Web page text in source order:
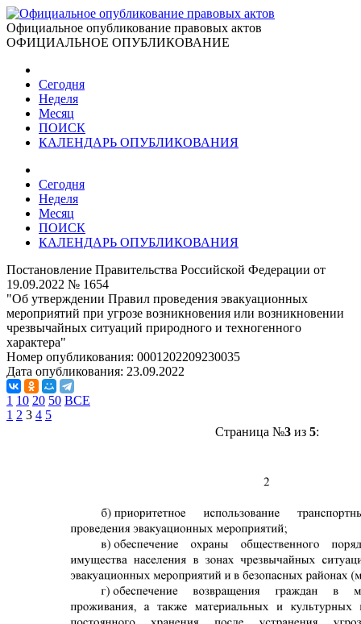
Официальное опубликование правовых актов
ОФИЦИАЛЬНОЕ ОПУБЛИКОВАНИЕ
Сегодня
Неделя
Месяц
ПОИСК
КАЛЕНДАРЬ ОПУБЛИКОВАНИЯ
Сегодня
Неделя
Месяц
ПОИСК
КАЛЕНДАРЬ ОПУБЛИКОВАНИЯ
Постановление Правительства Российской Федерации от
19.09.2022 № 1654
"Об утверждении Правил проведения эвакуационных
мероприятий при угрозе возникновения или возникновении
чрезвычайных ситуаций природного и техногенного
характера"
Номер опубликования: 0001202209230035
Дата опубликования: 23.09.2022
1 10 20 50 ВСЕ
1 2 3 4 5
Страница №3из 5: